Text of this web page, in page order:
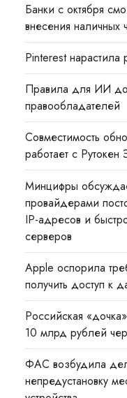
Банки с октября
внесения наличных
Pinterest нарастила
Правила для ИИ
правообладателей
Совместимость
работает с
Минцифры
провайдерами
IP-адресов и
серверов
Apple оспорила
получить доступ к
Российская
10 млрд рублей
ФАС возбудила
непредустановку